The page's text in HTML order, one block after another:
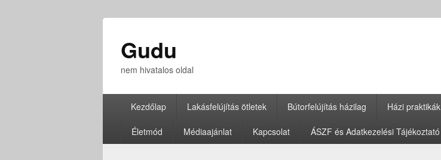
Gudu
nem hivatalos oldal
Kezdőlap Lakásfelújítás ötletek Bútorfelújítás házilag Házi praktikák
Életmód Médiaajánlat Kapcsolat ÁSZF és Adatkezelési Tájékoztató